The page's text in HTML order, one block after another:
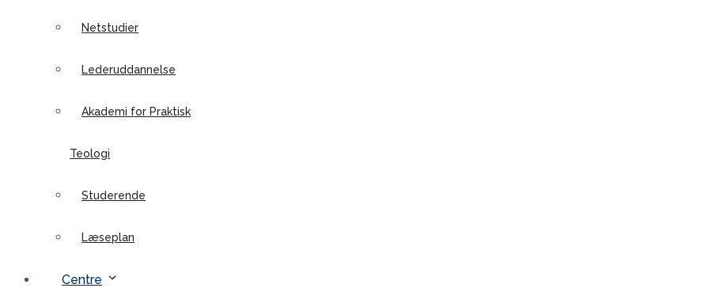
Netstudier
Lederuddannelse
Akademi for Praktisk
Teologi
Studerende
Læseplan
Centre